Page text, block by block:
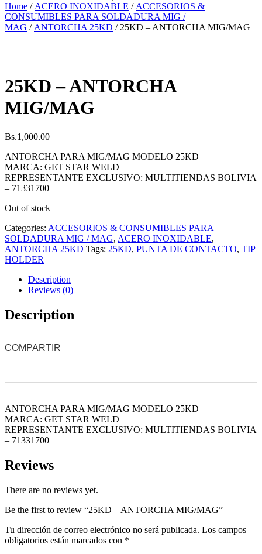
Home / ACERO INOXIDABLE / ACCESORIOS &
CONSUMIBLES PARA SOLDADURA MIG /
MAG / ANTORCHA 25KD / 25KD – ANTORCHA MIG/MAG
25KD – ANTORCHA
MIG/MAG
Bs.1,000.00
ANTORCHA PARA MIG/MAG MODELO 25KD
MARCA: GET STAR WELD
REPRESENTANTE EXCLUSIVO: MULTITIENDAS BOLIVIA
– 71331700
Out of stock
Categories: ACCESORIOS & CONSUMIBLES PARA
SOLDADURA MIG / MAG, ACERO INOXIDABLE,
ANTORCHA 25KD Tags: 25KD, PUNTA DE CONTACTO, TIP
HOLDER
Description
Reviews (0)
Description
COMPARTIR
ANTORCHA PARA MIG/MAG MODELO 25KD
MARCA: GET STAR WELD
REPRESENTANTE EXCLUSIVO: MULTITIENDAS BOLIVIA
– 71331700
Reviews
There are no reviews yet.
Be the first to review “25KD – ANTORCHA MIG/MAG”
Tu dirección de correo electrónico no será publicada. Los campos
obligatorios están marcados con *